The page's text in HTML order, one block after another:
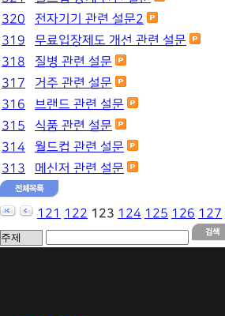
320
전자기기 관련 설문2
319
무료입장제도 개선 관련 설문
318
질병 관련 설문
317
거주 관련 설문
316
브랜드 관련 설문
315
식품 관련 설문
314
월드컵 관련 설문
313
메신저 관련 설문
121 122 123 124 125 126 127